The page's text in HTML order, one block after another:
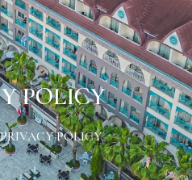
POLICY
PRIVACY POLICY